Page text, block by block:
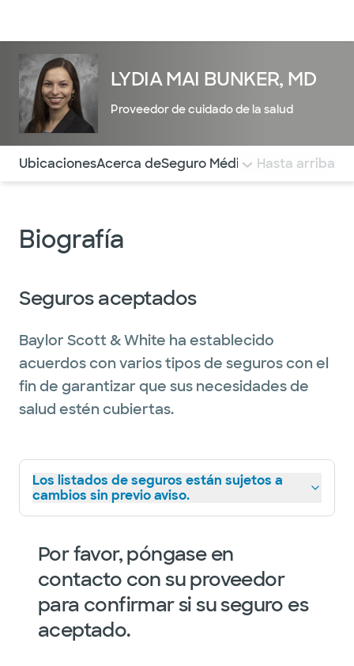
LYDIA MAI BUNKER, MD
Proveedor de cuidado de la salud
Utilice esta navegación para saltar rápidamente a
UbicacionesAcerca deSeguro Médico COMENTARIOS
Hasta arriba
Biografía
Seguros aceptados
Baylor Scott & White ha establecido
acuerdos con varios tipos de seguros con el
fin de garantizar que sus necesidades de
salud estén cubiertas.
Los listados de seguros están sujetos a
cambios sin previo aviso.
Por favor, póngase en
contacto con su proveedor
para confirmar si su seguro es
aceptado.